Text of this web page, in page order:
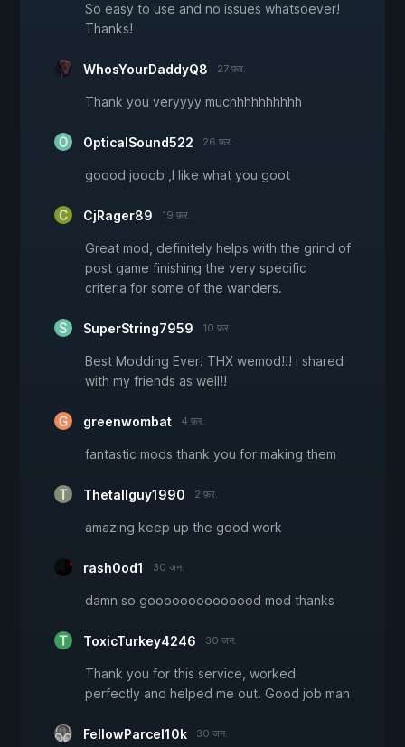
So easy to use and no issues whatsoever!
Thanks!
WhosYourDaddyQ8 27 फ़र.
Thank you veryyyy muchhhhhhhhhh
OpticalSound522 26 फ़र.
goood jooob ,I like what you goot
CjRager89 19 फ़र.
Great mod, definitely helps with the grind of
post game finishing the very specific
criteria for some of the wanders.
SuperString7959 10 फ़र.
Best Modding Ever! THX wemod!!! i shared
with my friends as well!!
greenwombat 4 फ़र.
fantastic mods thank you for making them
Thetallguy1990 2 फ़र.
amazing keep up the good work
rash0od1 30 जन.
damn so goooooooooooood mod thanks
ToxicTurkey4246 30 जन.
Thank you for this service, worked
perfectly and helped me out. Good job man
FellowParcel10k 30 जन.